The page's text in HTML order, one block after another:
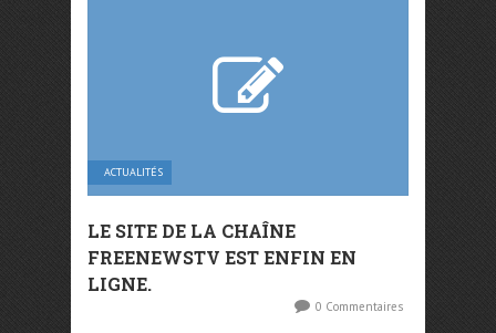
ACTUALITÉS
LE SITE DE LA CHAÎNE
FREENEWSTV EST ENFIN EN
LIGNE.
0 Commentaires